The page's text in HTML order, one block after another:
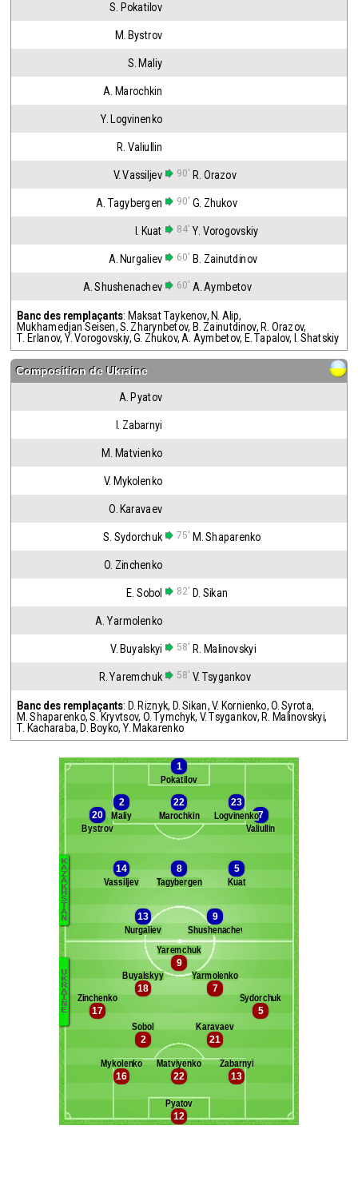
S. Pokatilov
M. Bystrov
S. Maliy
A. Marochkin
Y. Logvinenko
R. Valiullin
V. Vassiljev 90' R. Orazov
A. Tagybergen 90' G. Zhukov
I. Kuat 84' Y. Vorogovskiy
A. Nurgaliev 60' B. Zainutdinov
A. Shushenachev 60' A. Aymbetov
Banc des remplaçants: Maksat Taykenov, N. Alip,
Mukhamedjan Seisen,S. Zharynbetov, B. Zainutdinov, R. Orazov,
T. Erlanov, Y. Vorogovskiy,G. Zhukov, A. Aymbetov, E. Tapalov, I. Shatskiy
Composition deUkraine
A. Pyatov
I. Zabarnyi
M. Matvienko
V. Mykolenko
O. Karavaev
S. Sydorchuk 75' M. Shaparenko
O. Zinchenko
E. Sobol 82' D. Sikan
A. Yarmolenko
V. Buyalskyi 58' R. Malinovskyi
R. Yaremchuk 58' V. Tsygankov
Banc des remplaçants: D. Riznyk, D. Sikan,V. Kornienko,O. Syrota,
M. Shaparenko,S. Kryvtsov, O. Tymchyk, V. Tsygankov, R. Malinovskyi,
T. Kacharaba, D. Boyko, Y. Makarenko